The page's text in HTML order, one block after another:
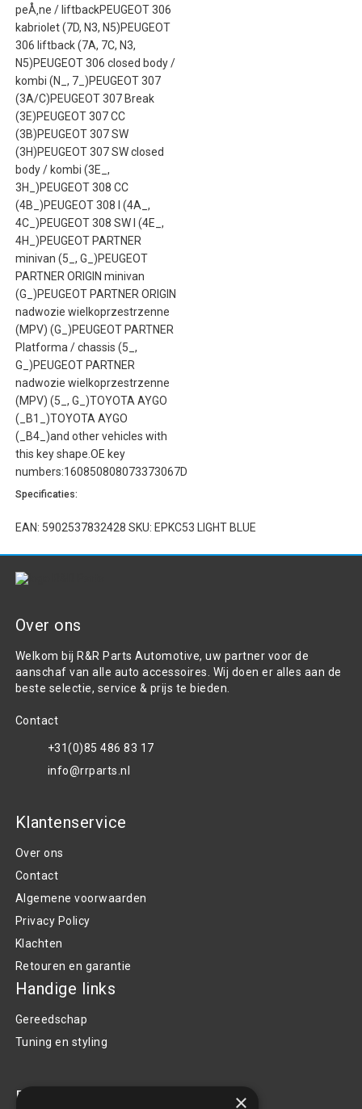
peÅ‚ne / liftbackPEUGEOT 306
kabriolet (7D, N3, N5)PEUGEOT
306 liftback (7A, 7C, N3,
N5)PEUGEOT 306 closed body /
kombi (N_, 7_)PEUGEOT 307
(3A/C)PEUGEOT 307 Break
(3E)PEUGEOT 307 CC
(3B)PEUGEOT 307 SW
(3H)PEUGEOT 307 SW closed
body / kombi (3E_,
3H_)PEUGEOT 308 CC
(4B_)PEUGEOT 308 I (4A_,
4C_)PEUGEOT 308 SW I (4E_,
4H_)PEUGEOT PARTNER
minivan (5_, G_)PEUGEOT
PARTNER ORIGIN minivan
(G_)PEUGEOT PARTNER ORIGIN
nadwozie wielkoprzestrzenne
(MPV) (G_)PEUGEOT PARTNER
Platforma / chassis (5_,
G_)PEUGEOT PARTNER
nadwozie wielkoprzestrzenne
(MPV) (5_, G_)TOYOTA AYGO
(_B1_)TOYOTA AYGO
(_B4_)and other vehicles with
this key shape.OE key
numbers:160850808073373067D
Specificaties:
EAN: 5902537832428 SKU: EPKC53 LIGHT BLUE
Over ons
Welkom bij R&R Parts Automotive, uw partner voor de
aanschaf van alle auto accessoires. Wij doen er alles aan de
beste selectie, service & prijs te bieden.
Contact
+31(0)85 486 83 17
info@rrparts.nl
Klantenservice
Over ons
Contact
Algemene voorwaarden
Privacy Policy
Klachten
Retouren en garantie
Handige links
Gereedschap
Tuning en styling
Blijf op de hoogte ×